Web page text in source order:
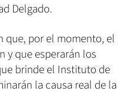
Delgado.
que, por el momento, el
y que esperarán los
brinde el Instituto de
la causa real de la